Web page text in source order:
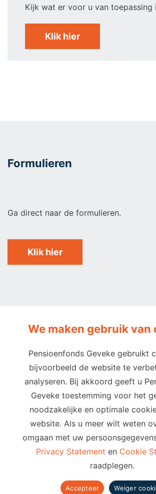
Kijk wat er voor u van toepassing
Klik hier
Formulieren
Ga direct naar de formulieren.
Klik hier
Privacy
Cookie-instellingen
Email
info@pensioenfondsgeveke.com088 60
Adres
3862 RA Nijkerk
We maken gebruik van
Pensioenfonds Geveke gebruikt
bijvoorbeeld de website te
analyseren. Bij akkoord geeft u
Geveke toestemming voor het
noodzakelijke en optimale
website. Als u meer wilt weten
omgaan met uw
Privacy Statement en Cookie
raadplegen.
Accepteer Weiger